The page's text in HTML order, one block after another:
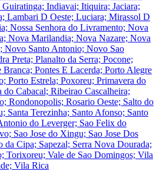
Indiavai; Itiquira; Jaciara;
Lambari D Oeste; Luciara; Mirassol D
Nossa Senhora do Livramento; Nova
Nova Marilandia; Nova Nazare; Nova
Novo Santo Antonio; Novo Sao
Preta; Planalto da Serra; Pocone;
Pontes E Lacerda; Porto Alegre
Porto Estrela; Poxoreu; Primavera do
do Cabacal; Ribeirao Cascalheira;
Rondonopolis; Rosario Oeste; Salto do
Santa Terezinha; Santo Afonso; Santo
do Leverger; Sao Felix do
Sao Jose do Xingu; Sao Jose Dos
da Cipa; Sapezal; Serra Nova Dourada;
Torixoreu; Vale de Sao Domingos; Vila
Vila Rica